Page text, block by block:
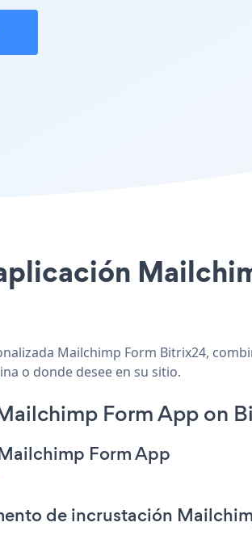
Mailchimp Form Bitrix24,
o donde desee en su sitio.
Form App on
Form App
de incrustación